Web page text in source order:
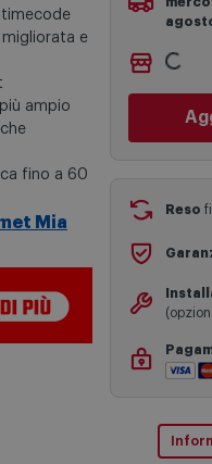
Le date
una stima
festivi e
Si ricorda
uscita
prodotto.
Ritiro
timecode
e
ampio
fino a 60
Mia